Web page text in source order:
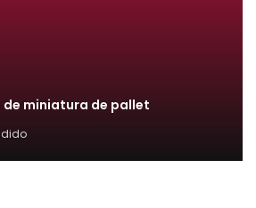
de miniatura de pallet